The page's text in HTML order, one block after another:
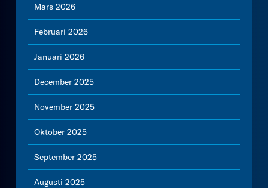
Mars 2026
Februari 2026
Januari 2026
December 2025
November 2025
Oktober 2025
September 2025
Augusti 2025